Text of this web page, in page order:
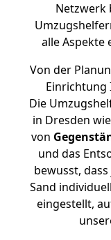
Netzwerk
alle Aspekte
Von der
Einrichtung
Die
in Dresden
von
und das
bewusst,
Sand
eingestellt,